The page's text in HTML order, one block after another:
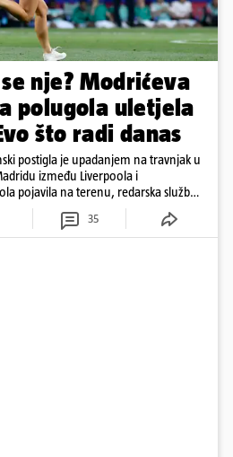
se nje? Modrićeva
polugola uletjela
što radi danas
postigla je upadanjem na travnjak u
između Liverpoola i
pojavila na terenu, redarska služba
fotografije obišle su svijet.
35